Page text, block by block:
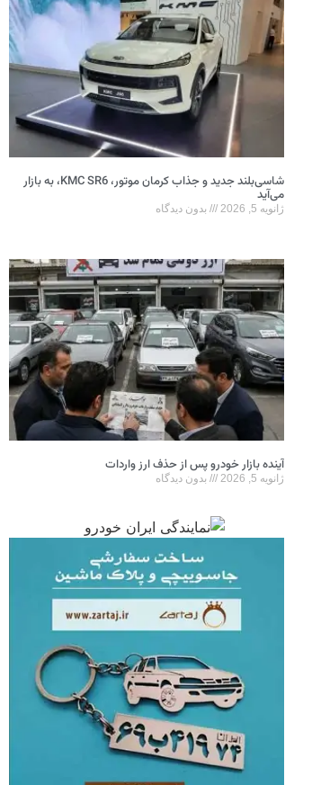
شاسی‌بلند جدید و جذاب کرمان موتور، KMC SR6، به بازار
می‌آید
ژانویه 5, 2026 بدون دیدگاه
آینده بازار خودرو پس از حذف ارز واردات
ژانویه 5, 2026 بدون دیدگاه